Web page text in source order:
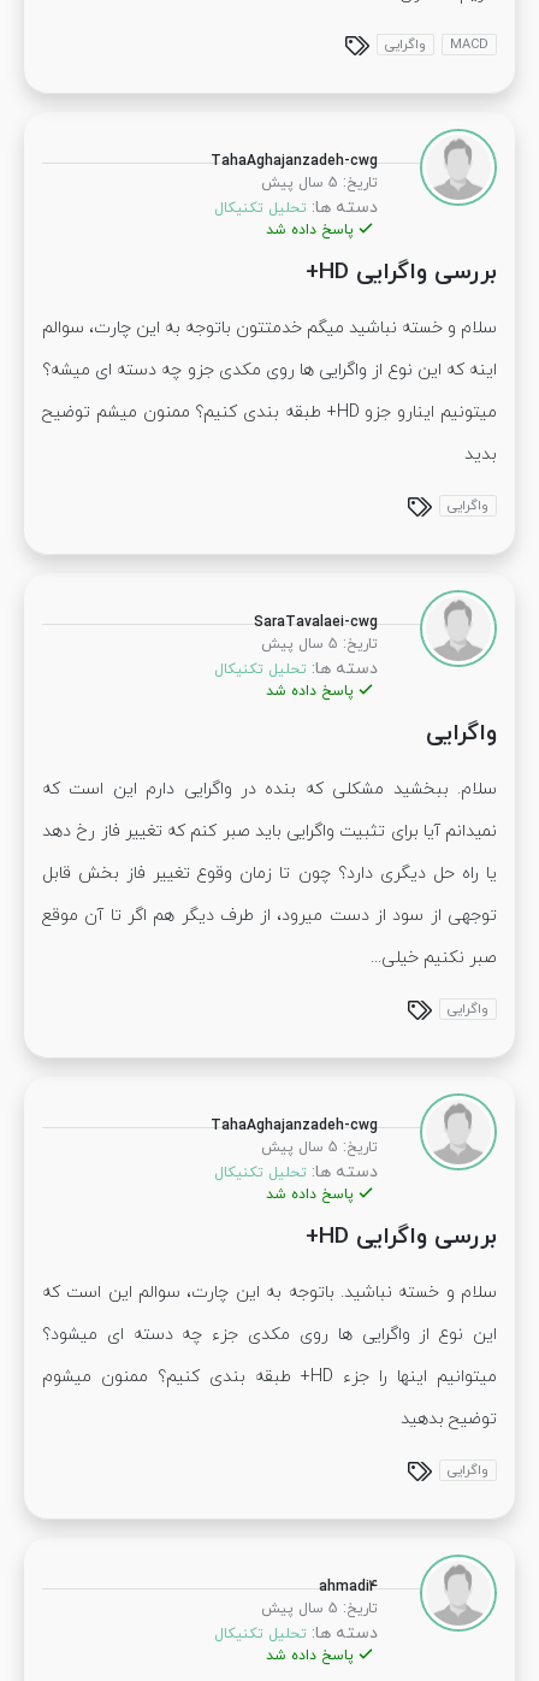
MACD واگرایی
TahaAghajanzadeh-cwg
تاریخ: 5 سال پیش
دسته ها: تحلیل تکنیکال
پاسخ داده شد
بررسی واگرایی HD+
سلام و خسته نباشید میگم خدمتتون باتوجه به این چارت، سوالم
اینه که این نوع از واگرایی ها روی مکدی جزو چه دسته ای میشه؟
میتونیم اینارو جزو HD+ طبقه بندی کنیم؟ ممنون میشم توضیح
بدید
واگرایی
SaraTavalaei-cwg
تاریخ: 5 سال پیش
دسته ها: تحلیل تکنیکال
پاسخ داده شد
واگرایی
سلام. ببخشید مشکلی که بنده در واگرایی دارم این است که
نمیدانم آیا برای تثبیت واگرایی باید صبر کنم که تغییر فاز رخ دهد
یا راه حل دیگری دارد؟ چون تا زمان وقوع تغییر فاز بخش قابل
توجهی از سود از دست میرود، از طرف دیگر هم اگر تا آن موقع
صبر نکنیم خیلی...
واگرایی
TahaAghajanzadeh-cwg
تاریخ: 5 سال پیش
دسته ها: تحلیل تکنیکال
پاسخ داده شد
بررسی واگرایی HD+
سلام و خسته نباشید. باتوجه به این چارت، سوالم این است که
این نوع از واگرایی ها روی مکدی جزء چه دسته ای میشود؟
میتوانیم اینها را جزء HD+ طبقه بندی کنیم؟ ممنون میشوم
توضیح بدهید
واگرایی
ahmadi4
تاریخ: 5 سال پیش
دسته ها: تحلیل تکنیکال
پاسخ داده شد